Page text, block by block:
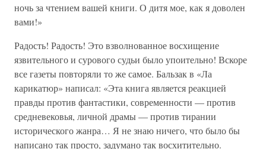
ночь за чтением вашей книги. О дитя мое, как я доволен
вами!»
Радость! Радость! Это взволнованное восхищение
язвительного и сурового судьи было упоительно! Вскоре
все газеты повторяли то же самое. Бальзак в «Ла
карикатюр» написал: «Эта книга является реакцией
правды против фантастики, современности — против
средневековья, личной драмы — против тирании
исторического жанра… Я не знаю ничего, что было бы
написано так просто, задумано так восхитительно.